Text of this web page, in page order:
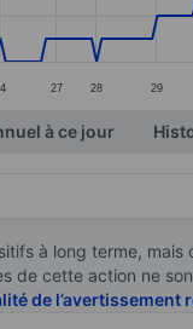
27 28 29
à ce jour
à long terme,
de cette action ne
de l’avertissement